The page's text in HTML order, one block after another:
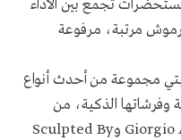
تجمع بين الأداء
مرتبة، مرفوعة
مجموعة من أحدث أنواع
وفرشاتها الذكية، من
SIMIHAZE BEAUTY إلى Giorgio Armani وSculpted By